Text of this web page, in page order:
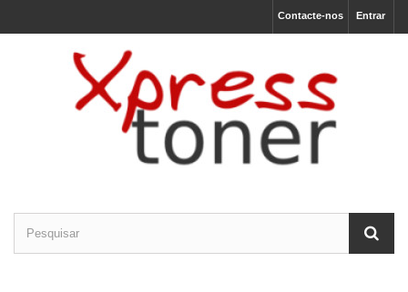
O nosso site usa cookies
Utilizamos cookies e outras tecnologias de
medição para melhorar a sua experiência de
navegação no nosso site, de forma a
direcionados, analisar o tráfego do site e
entender de onde vêm os visitantes.
Entrar
Contacte-nos